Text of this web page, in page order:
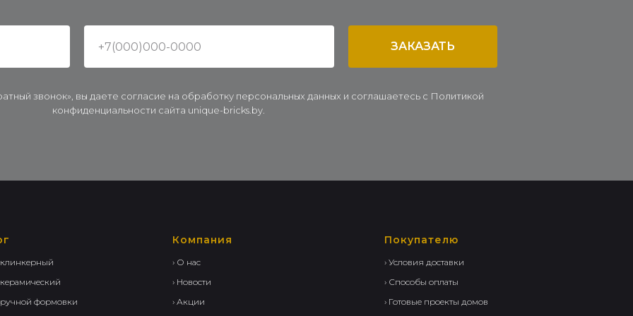
ЗАКАЗАТЬ
звонок», вы даете согласие на обработку персональных данных и соглашаетесь c Политикой
конфиденциальности сайта unique-bricks.by.
формовки
Компания
› О нас
› Новости
› Акции
Покупателю
› Условия доставки
› Способы оплаты
› Готовые проекты домов